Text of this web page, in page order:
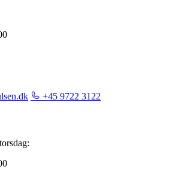
+45 9722 3122